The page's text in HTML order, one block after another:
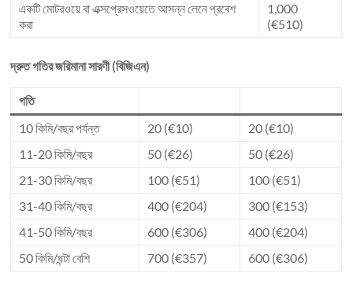
একটি মোটরওয়ে বা এক্সপ্রেসওয়েতে আসন্ন লেনে প্রবেশ
করা
1,000
(€510)
দ্রুত গতির জরিমানা সারণী (বিজিএন)
গতি
10 কিমি/বছর পর্যন্ত
20 (€10)
20 (€10)
11-20 কিমি/বছর
50 (€26)
50 (€26)
21-30 কিমি/বছর
100 (€51)
100 (€51)
31-40 কিমি/বছর
400 (€204)
300 (€153)
41-50 কিমি/বছর
600 (€306)
400 (€204)
50 কিমি/ঘন্টা বেশি
700 (€357) 600 (€306)